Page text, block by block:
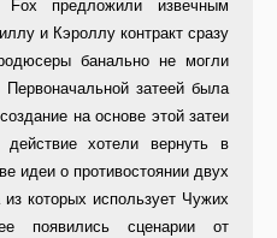
предложили извечным
и Кэроллу контракт сразу
банально не могли
затеей была
на основе этой затеи
действие хотели вернуть в
идеи о противостоянии двух
которых использует Чужих
появились сценарии от